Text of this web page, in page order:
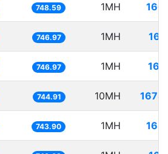
748.59 1MH
746.97 1MH
746.97 1MH
744.91 10MH
743.90 1MH